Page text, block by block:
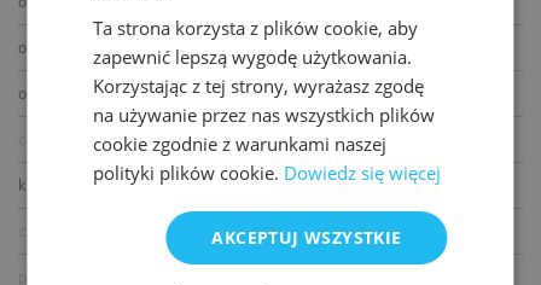
okablowanie komputerowe
okablowanie elektryczne
centrala telefoniczna
klimatyzacja
ENGLISH
Ta strona korzysta z plików cookie, aby
zapewnić lepszą wygodę użytkowania.
Korzystając z tej strony, wyrażasz zgodę
na używanie przez nas wszystkich plików
cookie zgodnie z warunkami naszej
polityki plików cookie. Dowiedz się więcej
AKCEPTUJ WSZYSTKIE